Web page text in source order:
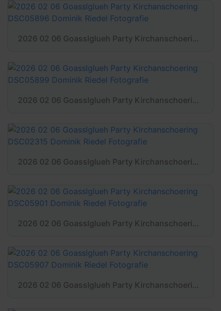
2026 02 06 Goasslglueh Party Kirchanschoering DSC05896 Dominik Riedel Fotografie
2026 02 06 Goasslglueh Party Kirchanschoering DSC05899 Dominik Riedel Fotografie
2026 02 06 Goasslglueh Party Kirchanschoering DSC02315 Dominik Riedel Fotografie
2026 02 06 Goasslglueh Party Kirchanschoering DSC05901 Dominik Riedel Fotografie
2026 02 06 Goasslglueh Party Kirchanschoering DSC05907 Dominik Riedel Fotografie